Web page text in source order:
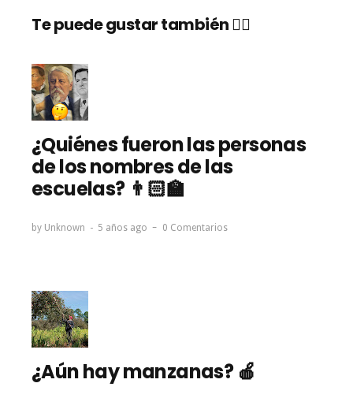
Te puede gustar también 👇🏼
¿Quiénes fueron las personas
de los nombres de las
escuelas? 👨🏻‍🏫
by Unknown 5 años ago 0 Comentarios
¿Aún hay manzanas? 🍎